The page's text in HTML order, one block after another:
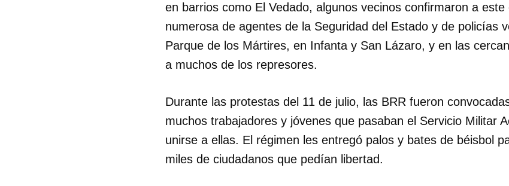
en barrios como El Vedado, algunos vecinos confirmaron a este
numerosa de agentes de la Seguridad del Estado y de policías
Parque de los Mártires, en Infanta y San Lázaro, y en las
a muchos de los represores.
Durante las protestas del 11 de julio, las BRR fueron
muchos trabajadores y jóvenes que pasaban el Servicio Militar
unirse a ellas. El régimen les entregó palos y bates de béisbol
miles de ciudadanos que pedían libertad.